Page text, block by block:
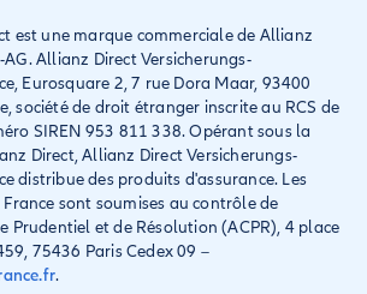
et
est une marque commerciale de Allianz
Allianz Direct Versicherungs-
Eurosquare 2, 7 rue Dora Maar, 93400
société de droit étranger inscrite au RCS de
SIREN 953 811 338. Opérant sous la
Direct, Allianz Direct Versicherungs-
distribue des produits d'assurance. Les
sont soumises au contrôle de
Prudentiel et de Résolution (ACPR), 4 place
75436 Paris Cedex 09 –
.